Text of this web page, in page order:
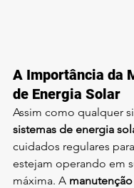
A Importância da
de Energia Solar
Assim como qualquer
sistemas de energia
cuidados regulares
estejam operando em
máxima. A